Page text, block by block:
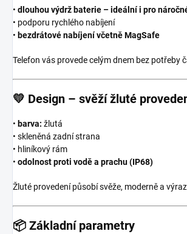
• dlouhou výdrž baterie – ideální i pro
• podporu rychlého nabíjení
• bezdrátové nabíjení včetně MagSafe
Telefon vás provede celým dnem bez potřeby
💛 Design – svěží žluté
• barva: žlutá
• skleněná zadní strana
• hliníkový rám
• odolnost proti vodě a prachu (IP68)
Žluté provedení působí svěže, moderně a
📦 Základní parametry